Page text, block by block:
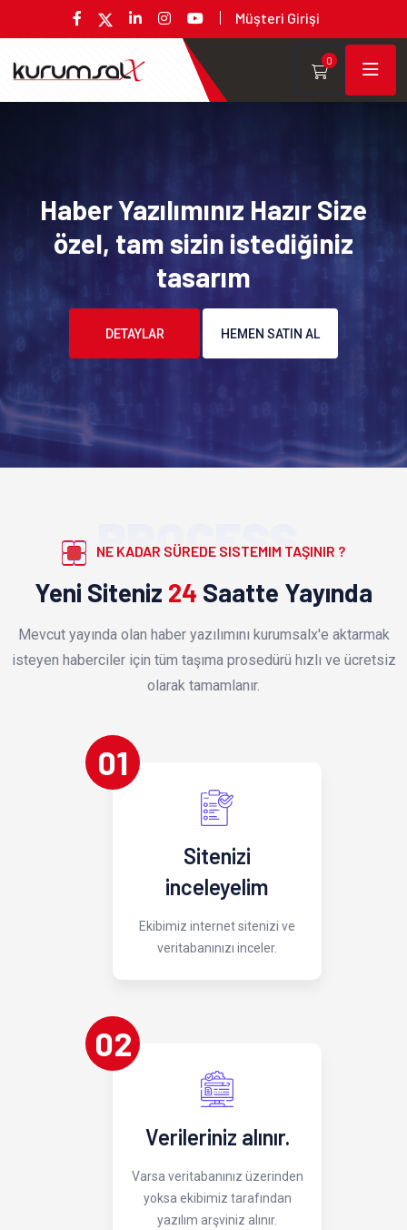
Müşteri Girişi
0
Haber Yazılımınız Hazır Size
özel, tam sizin istediğiniz
tasarım
DETAYLAR HEMEN SATIN AL
PROCESS
NE KADAR SÜREDE SISTEMIM TAŞINIR ?
Yeni Siteniz 24 Saatte Yayında
Mevcut yayında olan haber yazılımını kurumsalx'e aktarmak
isteyen haberciler için tüm taşıma prosedürü hızlı ve ücretsiz
olarak tamamlanır.
01
Sitenizi
inceleyelim
Ekibimiz internet sitenizi ve
veritabanınızı inceler.
02
Verileriniz alınır.
Varsa veritabanınız üzerinden
yoksa ekibimiz tarafından
yazılım arşviniz alınır.